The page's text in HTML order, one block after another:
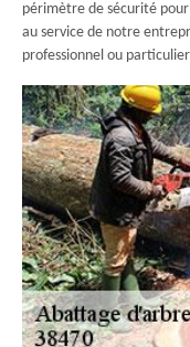
périmètre de sécurité
au service de notre
professionnel ou